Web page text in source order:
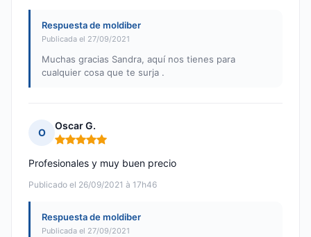
Respuesta de moldiber
Publicada el 27/09/2021
Muchas gracias Sandra, aquí nos tienes para
cualquier cosa que te surja .
O
Oscar G.
Nota: 5 de 5
Publicado el 26/09/2021 à 17h46
Profesionales y muy buen precio
Respuesta de moldiber
Publicada el 27/09/2021